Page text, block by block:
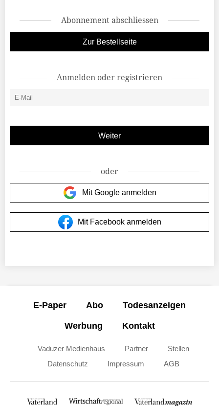
Abonnement abschliessen
Zur Bestellseite
Anmelden oder registrieren
oder
Mit Google anmelden
Mit Facebook anmelden
E-Paper Abo Todesanzeigen
Werbung Kontakt
Vaduzer Medienhaus Partner
Stellen
Datenschutz
Impressum AGB